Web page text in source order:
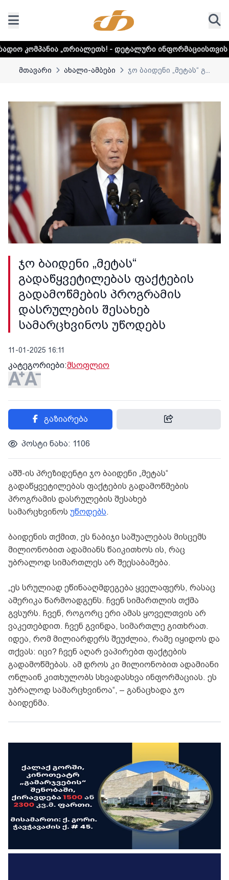
- დეტალური ინფორმაციისთვის დააკლიკეთ
მთავარი ახალი-ამბები ჯო ბაიდენი „მეტას“ გ...
ჯო ბაიდენი „მეტას“
გადაწყვეტილებას ფაქტების
გადამოწმების პროგრამის
დასრულების შესახებ
სამარცხვინოს უწოდებს
11-01-2025 16:11
კატეგორიები:მსოფლიო
გაზიარება
პოსტი ნახა: 1106
აშშ-ის პრეზიდენტი ჯო ბაიდენი „მეტას“
გადაწყვეტილებას ფაქტების გადამოწმების
პროგრამის დასრულების შესახებ
სამარცხვინოს უწოდებს.
ბაიდენის თქმით, ეს ნაბიჯი საშუალებას მისცემს
მილიონობით ადამიანს წაიკითხოს ის, რაც
უბრალოდ სიმართლეს არ შეესაბამება.
„ეს სრულიად ეწინააღმდეგება ყველაფერს, რასაც
ამერიკა წარმოადგენს. ჩვენ სიმართლის თქმა
გვსურს. ჩვენ, როგორც ერი ამას ყოველთვის არ
ვაკეთებდით. ჩვენ გვინდა, სიმართლე გითხრათ.
იდეა, რომ მილიარდერს შეუძლია, რამე იყიდოს და
თქვას: იცი? ჩვენ აღარ ვაპირებთ ფაქტების
გადამოწმებას. ამ დროს კი მილიონობით ადამიანი
ონლაინ კითხულობს სხვადასხვა ინფორმაციას. ეს
უბრალოდ სამარცხვინოა“, – განაცხადა ჯო
ბაიდენმა.